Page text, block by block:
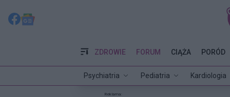
ZDROWIE
Psychiatria Pediatria Kardiologia
FORUM CIĄŻA PORÓD
Reklama: